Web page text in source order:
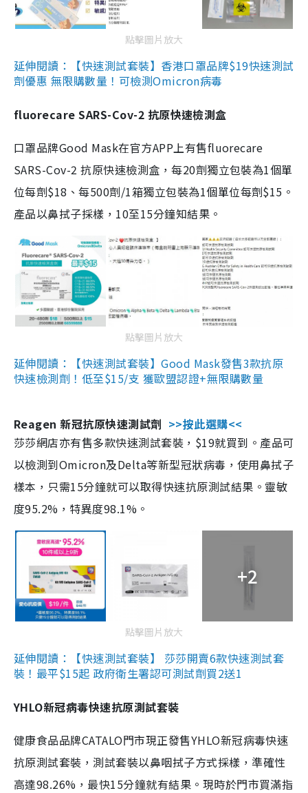
點擊圖片放大
延伸閱讀：【快速測試套裝】香港口罩品牌$19快速測試
劑優惠 無限購數量！可檢測Omicron病毒
fluorecare SARS-Cov-2 抗原快速檢測盒
口罩品牌Good Mask在官方APP上有售fluorecare
SARS-Cov-2 抗原快速檢測盒，每20劑獨立包裝為1個單
位每劑$18、每500劑/1箱獨立包裝為1個單位每劑$15。
產品以鼻拭子採樣，10至15分鐘知結果。
點擊圖片放大
延伸閱讀：【快速測試套裝】Good Mask發售3款抗原
快速檢測劑！低至$15/支 獲歐盟認證+無限購數量
Reagen 新冠抗原快速測試劑 >>按此選購<<
莎莎網店亦有售多款快速測試套裝，$19就買到。產品可
以檢測到Omicron及Delta等新型冠狀病毒，使用鼻拭子
樣本，只需15分鐘就可以取得快速抗原測試結果。靈敏
度95.2%，特異度98.1%。
+2
點擊圖片放大
延伸閱讀：【快速測試套裝】 莎莎開賣6款快速測試套
裝！最平$15起 政府衛生署認可測試劑買2送1
YHLO新冠病毒快速抗原測試套裝
健康食品品牌CATALO門市現正發售YHLO新冠病毒快速
抗原測試套裝，測試套裝以鼻咽拭子方式採樣，準確性
高達98.26%，最快15分鐘就有結果。現時於門市買滿指